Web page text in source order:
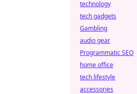
technology
tech gadgets
Gambling
audio gear
Programmatic SEO
home office
tech lifestyle
accessories